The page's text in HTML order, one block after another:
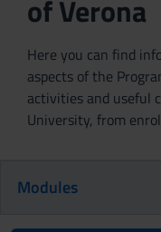
of Verona
Here you can find
aspects of the
activities and useful
University, from
Modules